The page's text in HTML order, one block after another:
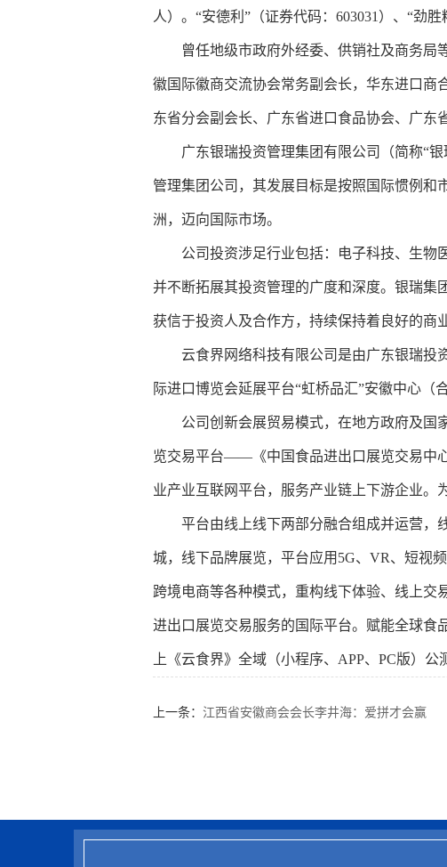
人）。“安德利”（证券代码：603031）、“劲
曾任地级市政府外经委、供销社及商务局
徽国际徽商交流协会常务副会长，华东进口商
东省分会副会长、广东省进口食品协会、广东
广东银瑞投资管理集团有限公司（简称“
管理集团公司，其发展目标是按照国际惯例和
洲，迈向国际市场。
公司投资涉足行业包括：电子科技、生物
并不断拓展其投资管理的广度和深度。银瑞集
获信于投资人及合作方，持续保持着良好的商
云食界网络科技有限公司是由广东银瑞投
际进口博览会延展平台“虹桥品汇”安徽中心（合
公司创新会展贸易模式，在地方政府及国
览交易平台——《中国食品进出口展览交易中
业产业互联网平台，服务产业链上下游企业。
平台由线上线下两部分融合组成并运营，
城，线下品牌展览，平台应用5G、VR、短视
跨境电商等各种模式，重构线下体验、线上交
进出口展览交易服务的国际平台。赋能全球食
上《云食界》全域（小程序、APP、PC版）公
上一条： 江西省安徽商会会长李井海：爱拼才会赢